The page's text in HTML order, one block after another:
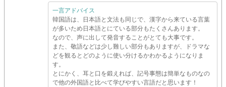
一言アドバイス
韓国語は、日本語と文法も同じで、漢字から来ている言葉
が多いため日本語とにている部分もたくさんあります。
なので、声に出して発音することがとても大事です。
また、敬語などは少し難しい部分もありますが、ドラマな
どを観るとどのように使い分けるかわかるようになりま
す。
とにかく、耳と口を鍛えれば、記号事態は簡単なものなの
で他の外国語と比べて学びやすい言語だと思います！